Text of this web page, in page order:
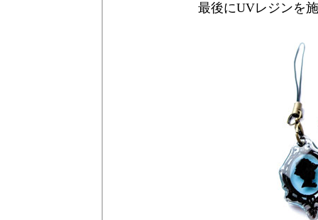
最後にUVレジンを